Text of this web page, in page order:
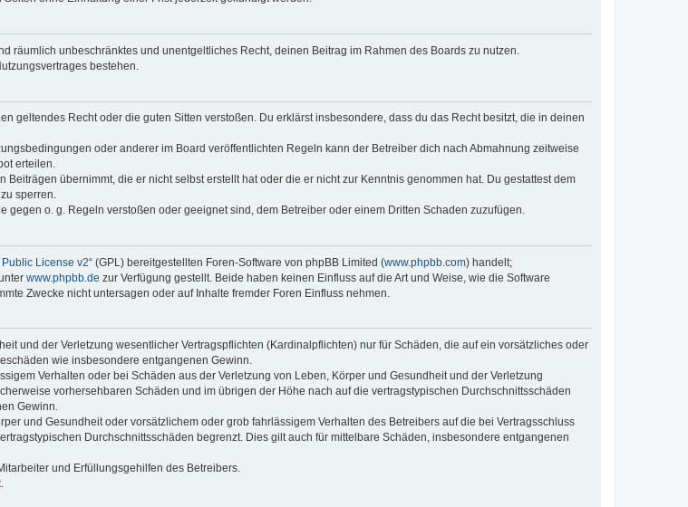
räumlich unbeschränktes und unentgeltliches Recht, deinen Beitrag im Rahmen des Boards zu nutzen.
bestehen.
geltendes Recht oder die guten Sitten verstoßen. Du erklärst insbesondere, dass du das Recht besitzt, die in deinen
oder anderer im Board veröffentlichten Regeln kann der Betreiber dich nach Abmahnung zeitweise
erteilen.
übernimmt, die er nicht selbst erstellt hat oder die er nicht zur Kenntnis genommen hat. Du gestattest dem
sperren.
o. g. Regeln verstoßen oder geeignet sind, dem Betreiber oder einem Dritten Schaden zuzufügen.
License v2“ (GPL) bereitgestellten Foren-Software von phpBB Limited (www.phpbb.com) handelt;
www.phpbb.de zur Verfügung gestellt. Beide haben keinen Einfluss auf die Art und Weise, wie die Software
Zwecke nicht untersagen oder auf Inhalte fremder Foren Einfluss nehmen.
und der Verletzung wesentlicher Vertragspflichten (Kardinalpflichten) nur für Schäden, die auf ein vorsätzliches oder
wie insbesondere entgangenen Gewinn.
Verhalten oder bei Schäden aus der Verletzung von Leben, Körper und Gesundheit und der Verletzung
vorhersehbaren Schäden und im übrigen der Höhe nach auf die vertragstypischen Durchschnittsschäden
Gewinn.
und Gesundheit oder vorsätzlichem oder grob fahrlässigem Verhalten des Betreibers auf die bei Vertragsschluss
Durchschnittsschäden begrenzt. Dies gilt auch für mittelbare Schäden, insbesondere entgangenen
und Erfüllungsgehilfen des Betreibers.